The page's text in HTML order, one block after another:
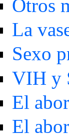
Otros
La
Sexo
VIH y
El
El